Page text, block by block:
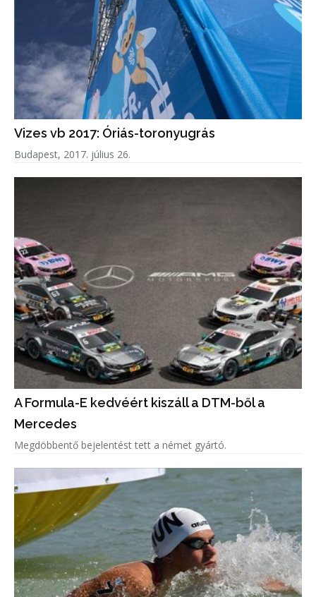
Vizes vb 2017: Óriás-toronyugrás
Budapest, 2017. július 26.
A Formula-E kedvéért kiszáll a DTM-ből a
Mercedes
Megdöbbentő bejelentést tett a német gyártó.